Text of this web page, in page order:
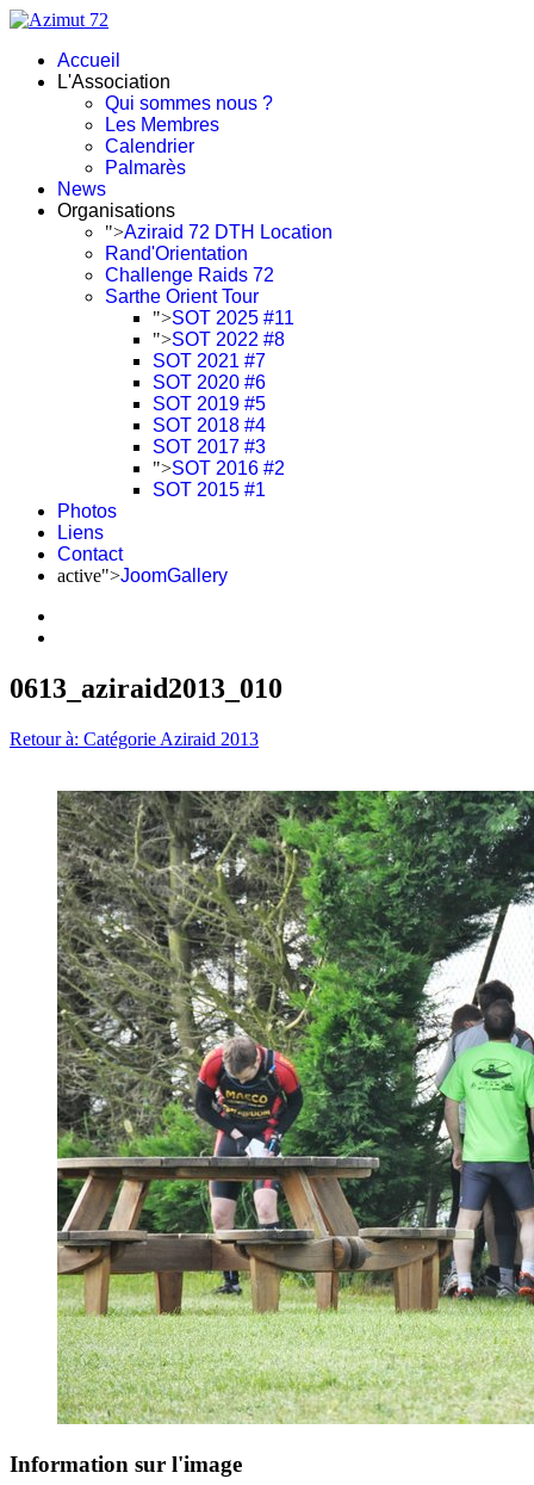
Accueil
L'Association
Qui sommes nous ?
Les Membres
Calendrier
Palmarès
News
Organisations
">Aziraid 72 DTH Location
Rand'Orientation
Challenge Raids 72
Sarthe Orient Tour
">SOT 2025 #11
">SOT 2022 #8
SOT 2021 #7
SOT 2020 #6
SOT 2019 #5
SOT 2018 #4
SOT 2017 #3
">SOT 2016 #2
SOT 2015 #1
Photos
Liens
Contact
active">JoomGallery
0613_aziraid2013_010
Retour à: Catégorie Aziraid 2013
Information sur l'image